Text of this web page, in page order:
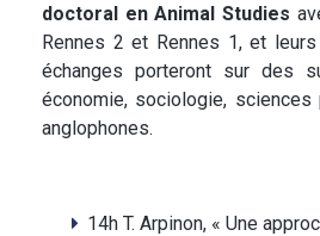
doctoral en Animal Studies
Rennes 2 et Rennes 1, et leurs
échanges porteront sur des
économie, sociologie,
anglophones.
14h T. Arpinon, « Une